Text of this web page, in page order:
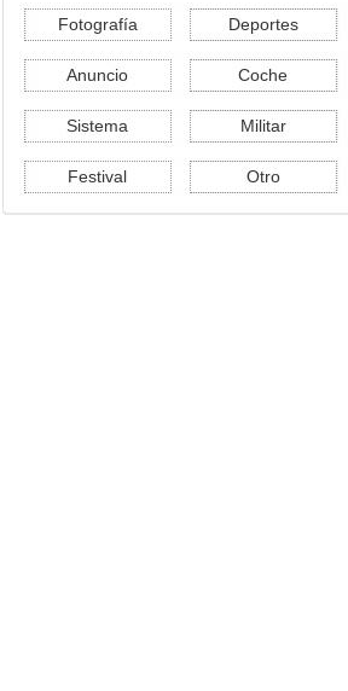
Fotografía Deportes
Anuncio Coche
Sistema Militar
Festival Otro